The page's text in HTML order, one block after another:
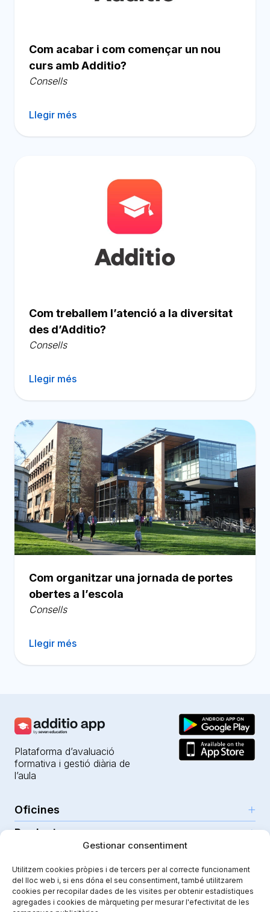
Gestionar consentiment
Utilitzem cookies pròpies i de tercers per al correcte funcionament
del lloc web i, si ens dóna el seu consentiment, també utilitzarem
cookies per recopilar dades de les visites per obtenir estadístiques
agregades i cookies de màrqueting per mesurar l'efectivitat de les
Com acabar i com començar un nou
curs amb Additio?
Consells
Llegir més
Com treballem l’atenció a la diversitat
des d’Additio?
Consells
Llegir més
Com organitzar una jornada de portes
obertes a l’escola
Consells
Llegir més
Plataforma d’avaluació
formativa i gestió diària de
l’aula
Oficines
C/Emili Grahit, 91
Edifici Monturiol
Planta 1, oficina C01-02
Productes
Per a docents
Per a centres públics
Funcionalitats
Tutorials i ajuda
Seguretat
Seguretat i privacitat